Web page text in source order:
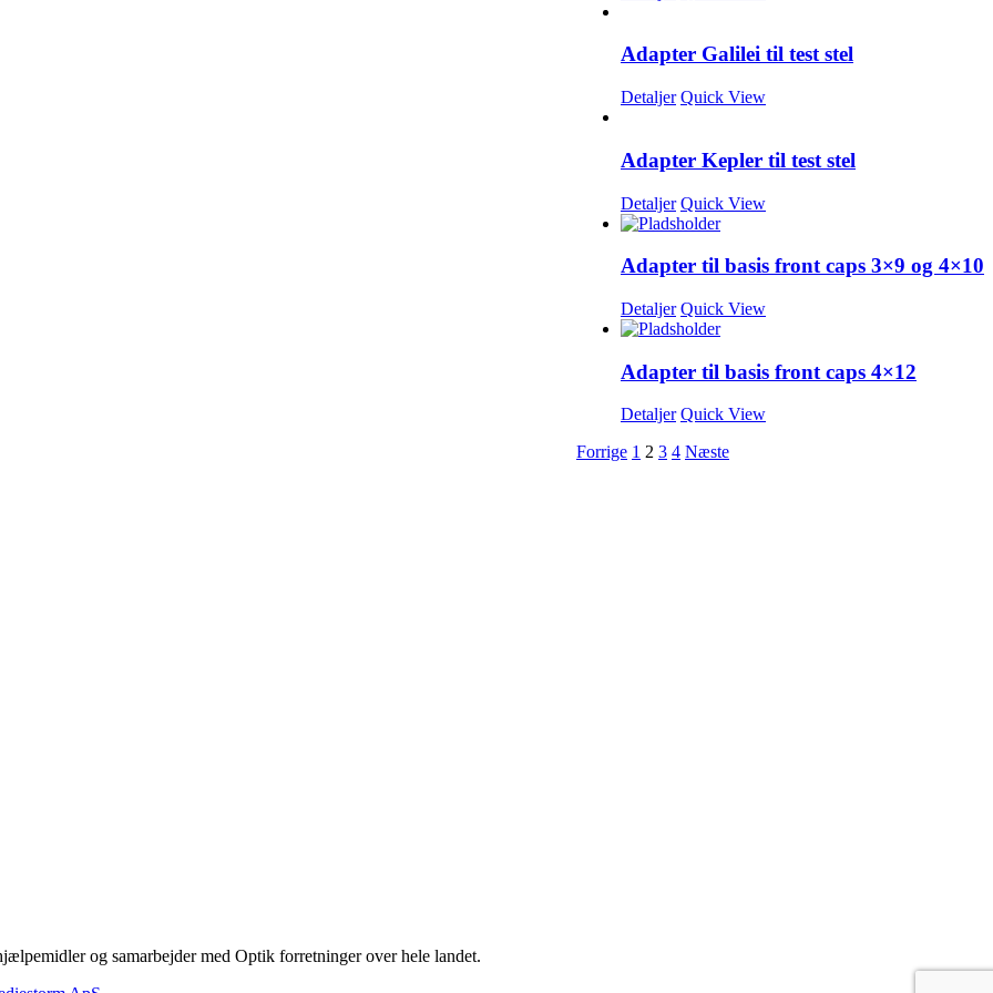
Adapter Galilei til test stel
Detaljer Quick View
Adapter Kepler til test stel
Detaljer Quick View
Adapter til basis front caps 3×9 og 4×10
Detaljer Quick View
Adapter til basis front caps 4×12
Detaljer Quick View
Forrige 1 2 3 4 Næste
og samarbejder med Optik forretninger over hele landet.